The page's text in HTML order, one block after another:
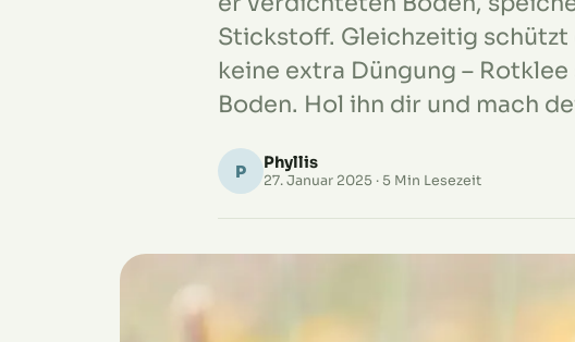
Stickstoff. Gleichzeitig schützt
keine extra Düngung –
Boden. Hol ihn dir und mach
P Phyllis
27. Januar 2025 · 5 Min Lesezeit